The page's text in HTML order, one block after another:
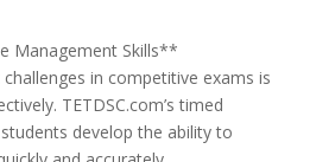
Management Skills**
in competitive exams is
TETDSC.com’s timed
develop the ability to